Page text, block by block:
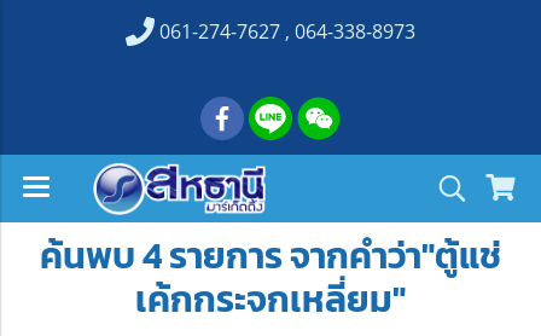
061-274-7627 , 064-338-8973
ค้นพบ 4 รายการ จากคำว่า"ตู้แช่
เค้กกระจกเหลี่ยม"